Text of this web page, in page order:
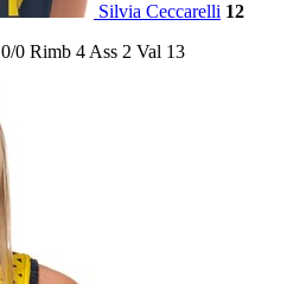
Silvia Ceccarelli 12
0/0 Rimb 4 Ass 2 Val 13